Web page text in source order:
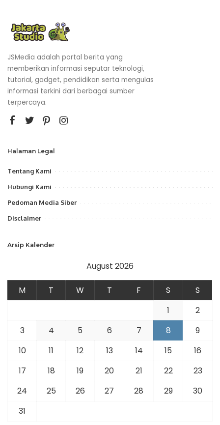
JSMedia adalah portal berita yang
memberikan informasi seputar teknologi,
tutorial, gadget, pendidikan serta mengulas
informasi terkini dari berbagai sumber
terpercaya.
Halaman Legal
Tentang Kami
Hubungi Kami
Pedoman Media Siber
Disclaimer
Arsip Kalender
August 2026
M T W T F S
S
1
2
3
4 5 6 7 8
9
10
11 12 13 14 15
16
17
18 19 20 21 22
23
24
25 26 27 28 29
30
31